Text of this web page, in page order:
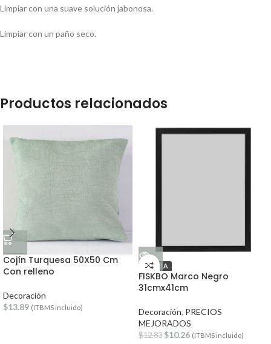
Limpiar con una suave solución jabonosa.
Limpiar con un paño seco.
Productos relacionados
Cojín Turquesa 50X50 Cm
Con relleno
Decoración
$13.89 (ITBMS incluido)
OFERTA
FISKBO Marco Negro
31cmx41cm
Decoración, PRECIOS
MEJORADOS
$12.83 $10.26 (ITBMS incluido)